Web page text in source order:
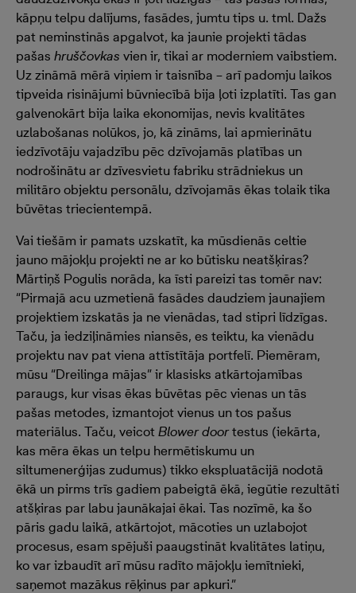
kāpņu telpu dalījums, fasādes, jumtu tips u. tml. Dažs
pat neminstinās apgalvot, ka jaunie projekti tādas
pašas hruščovkas vien ir, tikai ar moderniem vaibstiem.
Uz zināmā mērā viņiem ir taisnība – arī padomju laikos
tipveida risinājumi būvniecībā bija ļoti izplatīti. Tas gan
galvenokārt bija laika ekonomijas, nevis kvalitātes
uzlabošanas nolūkos, jo, kā zināms, lai apmierinātu
iedzīvotāju vajadzību pēc dzīvojamās platības un
nodrošinātu ar dzīvesvietu fabriku strādniekus un
militāro objektu personālu, dzīvojamās ēkas tolaik tika
būvētas triecientempā.
Vai tiešām ir pamats uzskatīt, ka mūsdienās celtie
jauno mājokļu projekti ne ar ko būtisku neatšķiras?
Mārtiņš Pogulis norāda, ka īsti pareizi tas tomēr nav:
“Pirmajā acu uzmetienā fasādes daudziem jaunajiem
projektiem izskatās ja ne vienādas, tad stipri līdzīgas.
Taču, ja iedziļināmies niansēs, es teiktu, ka vienādu
projektu nav pat viena attīstītāja portfelī. Piemēram,
mūsu “Dreilinga mājas” ir klasisks atkārtojamības
paraugs, kur visas ēkas būvētas pēc vienas un tās
pašas metodes, izmantojot vienus un tos pašus
materiālus. Taču, veicot Blower doortestus (iekārta,
kas mēra ēkas un telpu hermētiskumu un
siltumenerģijas zudumus) tikko ekspluatācijā nodotā
ēkā un pirms trīs gadiem pabeigtā ēkā, iegūtie rezultāti
atšķiras par labu jaunākajai ēkai. Tas nozīmē, ka šo
pāris gadu laikā, atkārtojot, mācoties un uzlabojot
procesus, esam spējuši paaugstināt kvalitātes latiņu,
ko var izbaudīt arī mūsu radīto mājokļu iemītnieki,
saņemot mazākus rēķinus par apkuri.”